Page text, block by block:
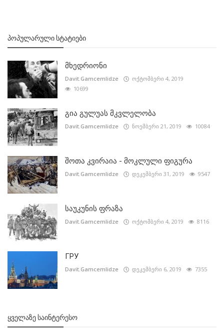
ᲞᲝᲞᲣᲚᲐᲠᲣᲚᲘ ᲡᲢᲐᲢᲘᲔᲑᲘ
მხედრიონი
Davit.Gamcemlidze
ოქტომბერი 4, 2019
10699
გია გულუას მკვლელობა
Davit.Gamcemlidze ნოემბერი 21, 2019 10084
შოთა კვირაია - მოკლული ფიგურა
Davit.Gamcemlidze დეკემბერი 31, 2019 9547
საუკუნის ფრაზა
Davit.Gamcemlidze ოქტომბერი 4, 2019 8116
ГРУ
Davit.Gamcemlidze დეკემბერი 6, 2019 7355
ᲧᲕᲔᲚᲐᲖᲔ ᲡᲐᲘᲜᲢᲔᲠᲔᲡᲝ